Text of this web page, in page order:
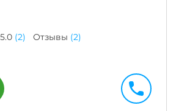
5.0 (2) Отзывы (2)